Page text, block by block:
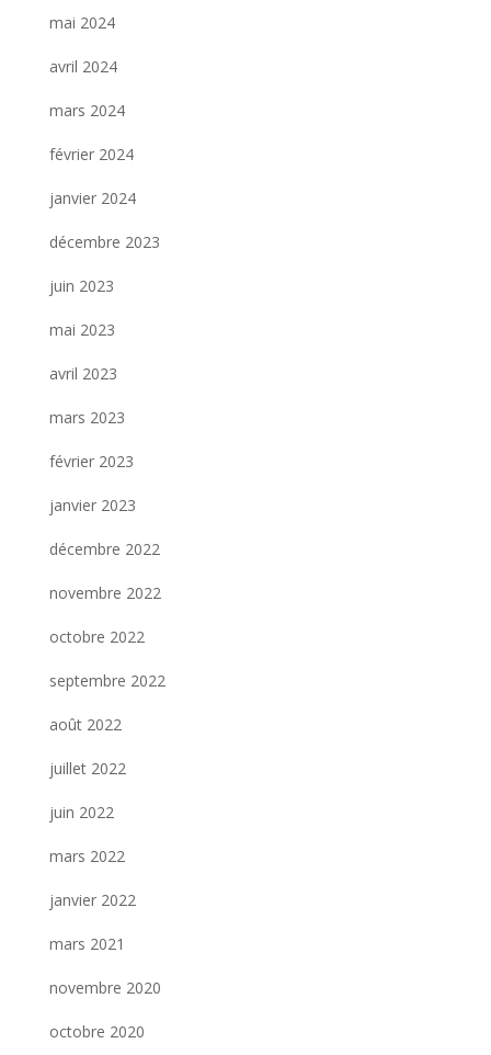
mai 2024
avril 2024
mars 2024
février 2024
janvier 2024
décembre 2023
juin 2023
mai 2023
avril 2023
mars 2023
février 2023
janvier 2023
décembre 2022
novembre 2022
octobre 2022
septembre 2022
août 2022
juillet 2022
juin 2022
mars 2022
janvier 2022
mars 2021
novembre 2020
octobre 2020